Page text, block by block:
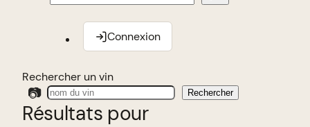
Connexion
Rechercher un vin
📷 Rechercher
Résultats pour